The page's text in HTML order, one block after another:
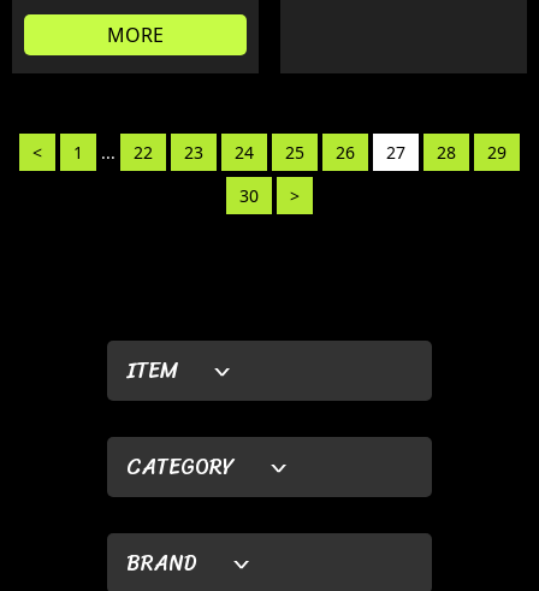
ITEM
CATEGORY
BRAND
MORE
< 1 ... 22 23 24 25 26 27 28
29
30
>